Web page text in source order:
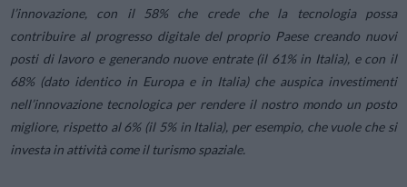
l’innovazione, con il 58% che crede che la tecnologia possa
contribuire al progresso digitale del proprio Paese creando nuovi
posti di lavoro e generando nuove entrate (il 61% in Italia), e con il
68% (dato identico in Europa e in Italia) che auspica investimenti
nell’innovazione tecnologica per rendere il nostro mondo un posto
migliore, rispetto al 6% (il 5% in Italia), per esempio, che vuole che si
investa in attività come il turismo spaziale.